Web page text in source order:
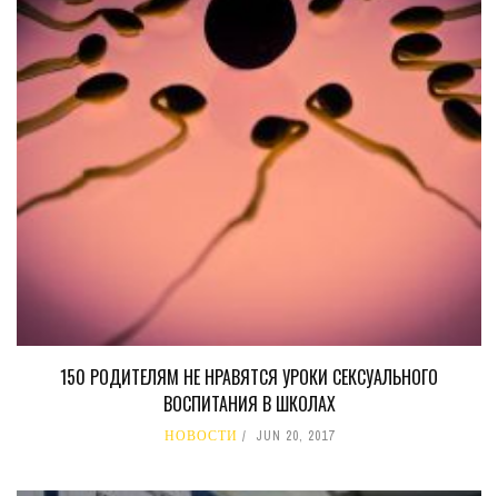
150 РОДИТЕЛЯМ НЕ НРАВЯТСЯ УРОКИ СЕКСУАЛЬНОГО
ВОСПИТАНИЯ В ШКОЛАХ
НОВОСТИ JUN 20, 2017